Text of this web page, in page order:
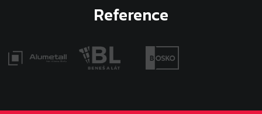
Reference